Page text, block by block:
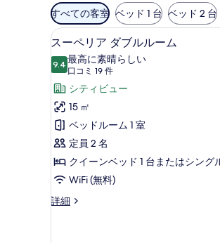
利
用
可
能
な
客
室
の
絞
り
込
み
条
件
すべての客室 ベッド 1 台 ベッド 2 台
ス
ー
ペ
リ
ア
ダ
ブ
ル
ル
ー
10
スーペリア ダブルルーム
9.410 点中 9.4
最高に素晴らしい
口コミ 19 件
(口
コ
ミ
19
件)
シティビュー
15 ㎡
ベッドルーム 1 室
定員 2 名
クイーンベッド 1 台またはシング
WiFi (無料)
詳細
ス